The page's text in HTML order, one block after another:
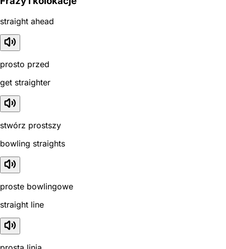
straight ahead
prosto przed
get straighter
stwórz prostszy
bowling straights
proste bowlingowe
straight line